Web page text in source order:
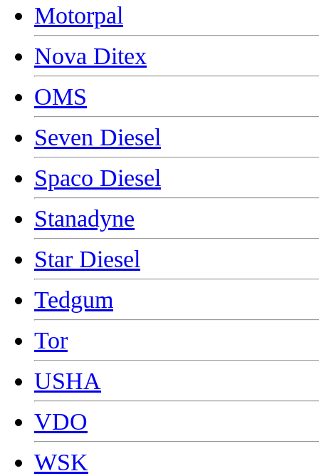
Motorpal
Nova Ditex
OMS
Seven Diesel
Spaco Diesel
Stanadyne
Star Diesel
Tedgum
Tor
USHA
VDO
WSK